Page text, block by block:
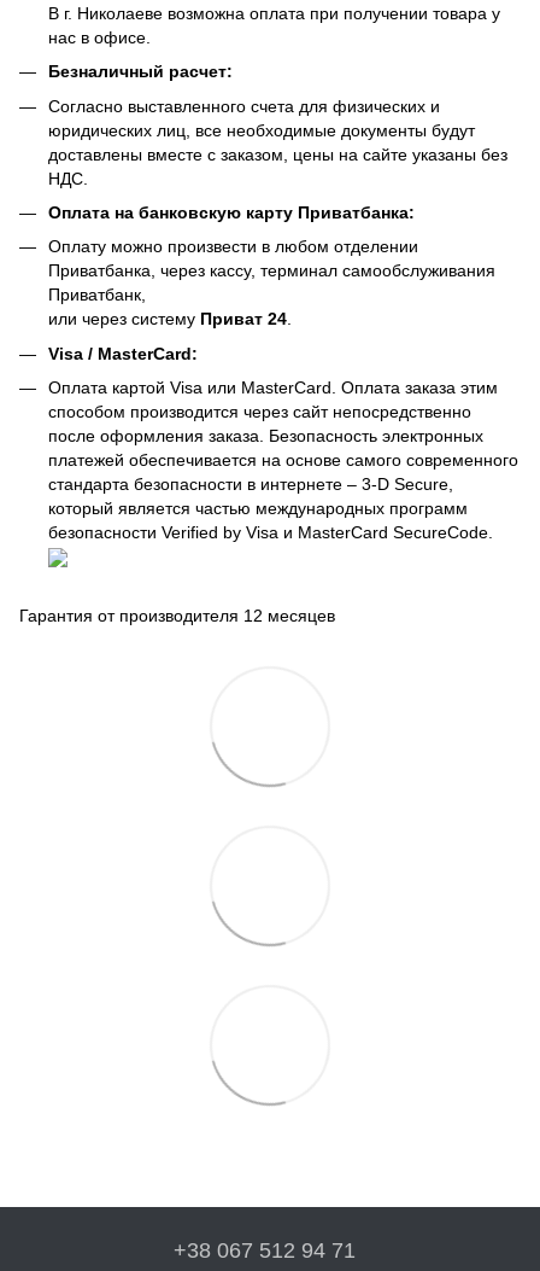
В г. Николаеве возможна оплата при получении товара у
нас в офисе.
Безналичный расчет:
Согласно выставленного счета для физических и
юридических лиц, все необходимые документы будут
доставлены вместе с заказом, цены на сайте указаны без
НДС.
Оплата на банковскую карту Приватбанка:
Оплату можно произвести в любом отделении
Приватбанка, через кассу, терминал самообслуживания
Приватбанк,
или через систему Приват 24.
Visa / MasterCard:
Оплата картой Visa или MasterCard. Оплата заказа этим
способом производится через сайт непосредственно
после оформления заказа. Безопасность электронных
платежей обеспечивается на основе самого современного
стандарта безопасности в интернете – 3-D Secure,
который является частью международных программ
безопасности Verified by Visa и MasterCard SecureCode.
Гарантия от производителя 12 месяцев
+38 067 512 94 71